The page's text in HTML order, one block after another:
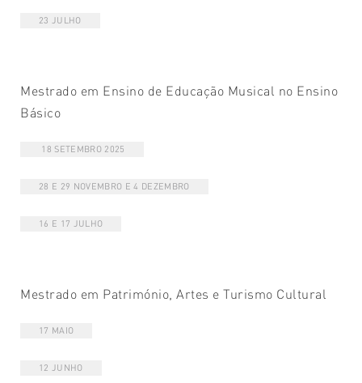
23 JULHO
Mestrado em Ensino de Educação Musical no Ensino
Básico
18 SETEMBRO 2025
28 E 29 NOVEMBRO E 4 DEZEMBRO
16 E 17 JULHO
Mestrado em Património, Artes e Turismo Cultural
17 MAIO
12 JUNHO